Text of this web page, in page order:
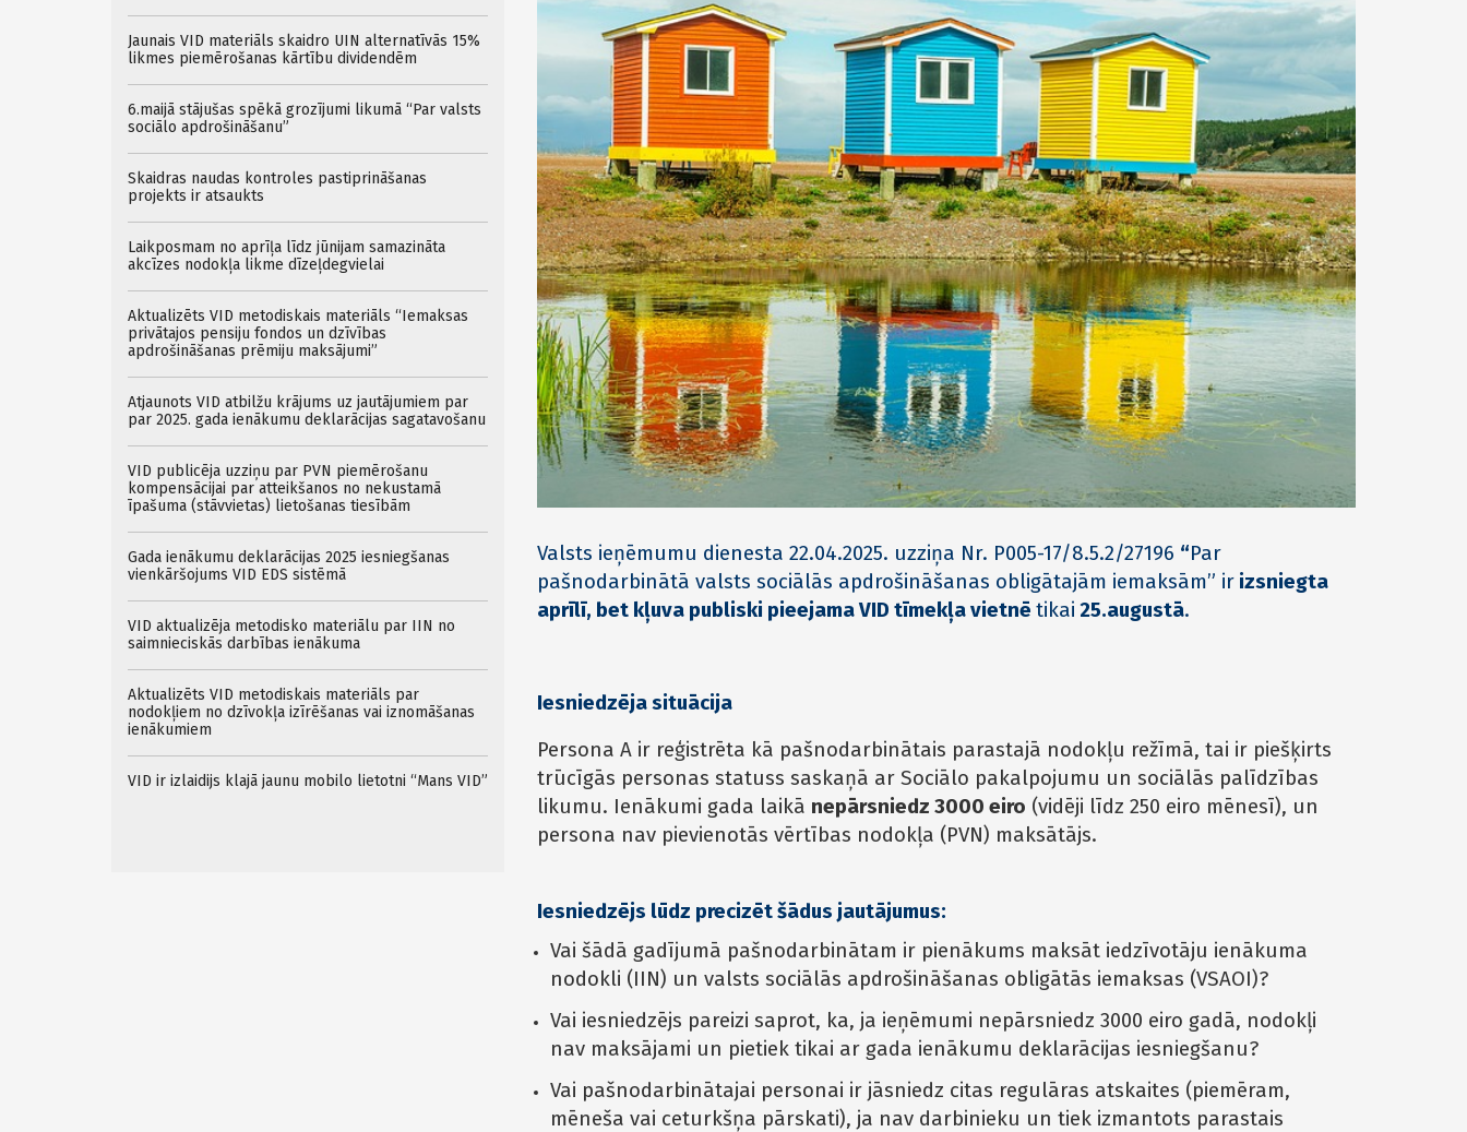
Valsts ieņēmumu dienesta 22.04.2025. uzziņa Nr. P005-17/8.5.2/27196 “Par
pašnodarbinātā valsts sociālās apdrošināšanas obligātajām iemaksām” ir izsniegta
aprīlī, bet kļuva publiski pieejama VID tīmekļa vietnē tikai 25.augustā.
Iesniedzēja situācija
Persona A ir reģistrēta kā pašnodarbinātais parastajā nodokļu režīmā, tai ir piešķirts
trūcīgās personas statuss saskaņā ar Sociālo pakalpojumu un sociālās palīdzības
likumu. Ienākumi gada laikā nepārsniedz 3000 eiro (vidēji līdz 250 eiro mēnesī), un
persona nav pievienotās vērtības nodokļa (PVN) maksātājs.
Iesniedzējs lūdz precizēt šādus jautājumus:
Vai šādā gadījumā pašnodarbinātam ir pienākums maksāt iedzīvotāju ienākuma
nodokli (IIN) un valsts sociālās apdrošināšanas obligātās iemaksas (VSAOI)?
Vai iesniedzējs pareizi saprot, ka, ja ieņēmumi nepārsniedz 3000 eiro gadā, nodokļi
nav maksājami un pietiek tikai ar gada ienākumu deklarācijas iesniegšanu?
Vai pašnodarbinātajai personai ir jāsniedz citas regulāras atskaites (piemēram,
mēneša vai ceturkšņa pārskati), ja nav darbinieku un tiek izmantots parastais
Jaunais VID materiāls skaidro UIN alternatīvās 15%
likmes piemērošanas kārtību dividendēm
6.maijā stājušas spēkā grozījumi likumā “Par valsts
sociālo apdrošināšanu”
Skaidras naudas kontroles pastiprināšanas
projekts ir atsaukts
Laikposmam no aprīļa līdz jūnijam samazināta
akcīzes nodokļa likme dīzeļdegvielai
Aktualizēts VID metodiskais materiāls “Iemaksas
privātajos pensiju fondos un dzīvības
apdrošināšanas prēmiju maksājumi”
Atjaunots VID atbilžu krājums uz jautājumiem par
par 2025. gada ienākumu deklarācijas sagatavošanu
VID publicēja uzziņu par PVN piemērošanu
kompensācijai par atteikšanos no nekustamā
īpašuma (stāvvietas) lietošanas tiesībām
Gada ienākumu deklarācijas 2025 iesniegšanas
vienkāršojums VID EDS sistēmā
VID aktualizēja metodisko materiālu par IIN no
saimnieciskās darbības ienākuma
Aktualizēts VID metodiskais materiāls par
nodokļiem no dzīvokļa izīrēšanas vai iznomāšanas
ienākumiem
VID ir izlaidijs klajā jaunu mobilo lietotni “Mans VID”